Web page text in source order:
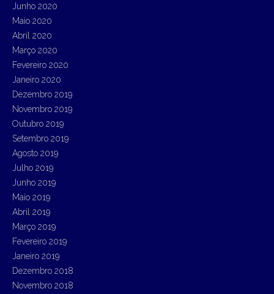
Junho 2020
Maio 2020
Abril 2020
Março 2020
Fevereiro 2020
Janeiro 2020
Dezembro 2019
Novembro 2019
Outubro 2019
Setembro 2019
Agosto 2019
Julho 2019
Junho 2019
Maio 2019
Abril 2019
Março 2019
Fevereiro 2019
Janeiro 2019
Dezembro 2018
Novembro 2018